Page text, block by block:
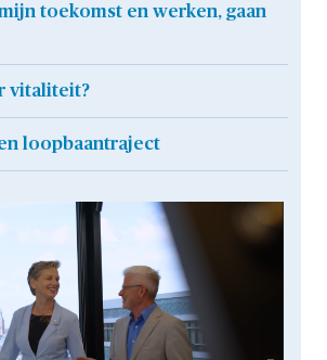
toekomst en werken, gaan
vitaliteit?
loopbaantraject